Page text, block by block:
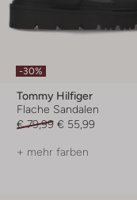
-30%
Tommy Hilfiger
Flache Sandalen
€ 79,99 € 55,99
+ mehr farben